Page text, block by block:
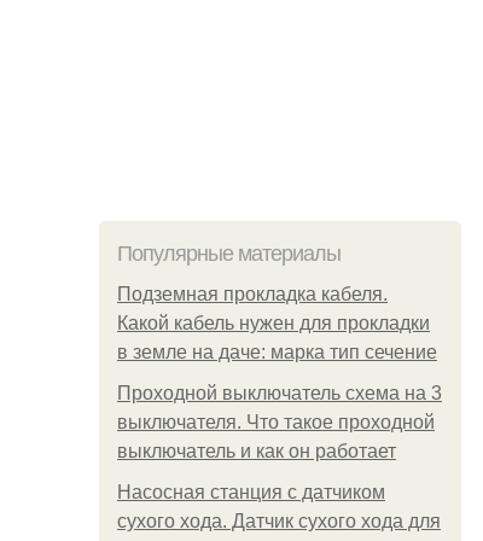
Популярные материалы
Подземная прокладка кабеля.
Какой кабель нужен для прокладки
в земле на даче: марка тип сечение
Проходной выключатель схема на 3
выключателя. Что такое проходной
выключатель и как он работает
Насосная станция с датчиком
сухого хода. Датчик сухого хода для